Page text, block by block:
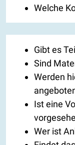
Welche
Gibt es
Sind
Werden
Ist eine
Wer ist